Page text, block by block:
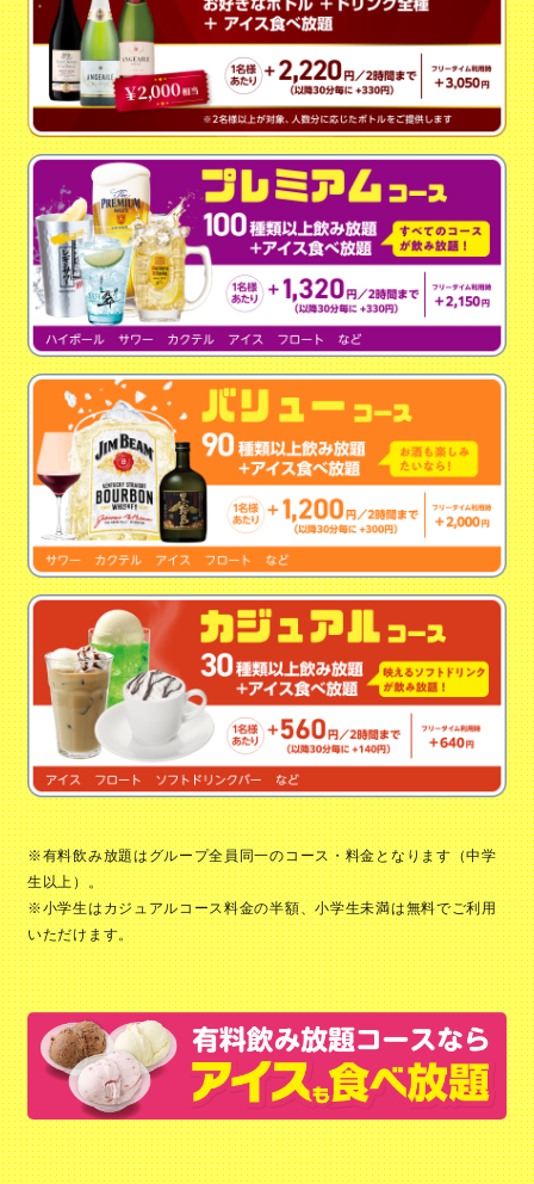
※有料飲み放題はグループ全員同一のコース・料金となります（中学
生以上）。
※小学生はカジュアルコース料金の半額、小学生未満は無料でご利用
いただけます。